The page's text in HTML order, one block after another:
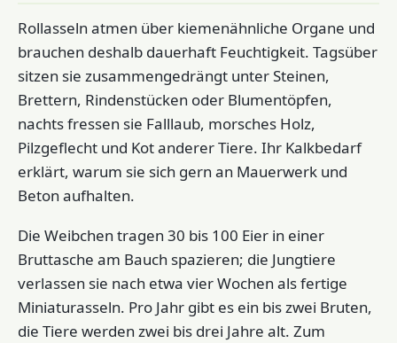
Rollasseln atmen über kiemenähnliche Organe und
brauchen deshalb dauerhaft Feuchtigkeit. Tagsüber
sitzen sie zusammengedrängt unter Steinen,
Brettern, Rindenstücken oder Blumentöpfen,
nachts fressen sie Falllaub, morsches Holz,
Pilzgeflecht und Kot anderer Tiere. Ihr Kalkbedarf
erklärt, warum sie sich gern an Mauerwerk und
Beton aufhalten.
Die Weibchen tragen 30 bis 100 Eier in einer
Bruttasche am Bauch spazieren; die Jungtiere
verlassen sie nach etwa vier Wochen als fertige
Miniaturasseln. Pro Jahr gibt es ein bis zwei Bruten,
die Tiere werden zwei bis drei Jahre alt. Zum